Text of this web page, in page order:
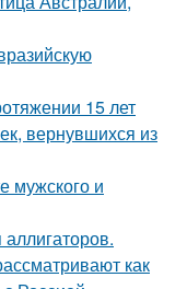
15 лет
вернувшихся из
мужского и
как